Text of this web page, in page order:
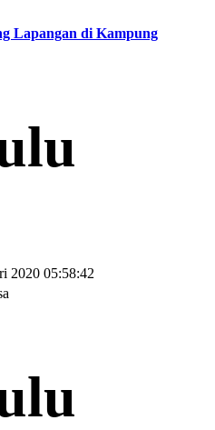
Lapangan di Kampung
2020 05:58:42